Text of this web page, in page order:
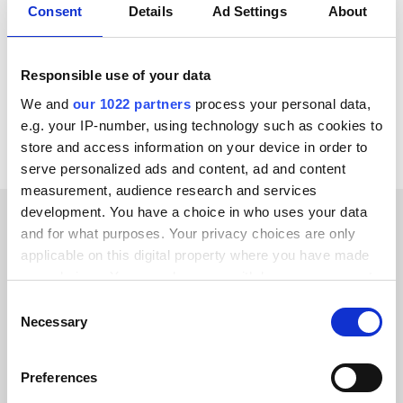
Consent Details Ad Settings About
Responsible use of your data
We and our 1022 partners process your personal data,
e.g. your IP-number, using technology such as cookies to
store and access information on your device in order to
serve personalized ads and content, ad and content
measurement, audience research and services
development. You have a choice in who uses your data
and for what purposes. Your privacy choices are only
applicable on this digital property where you have made
your choices. You can change or withdraw your consent
the Privacy trigger icon.
Collect information about your geographical location
Selection
Necessary
Preferences
ChannelEngine Virto Commerce
GS1
KUNDBERÄTTELSER
Hear success stories from